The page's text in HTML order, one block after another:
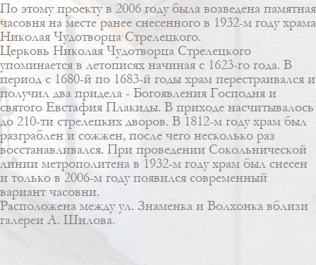
По этому проекту в 2006 году была возведена памятная
часовня на месте ранее снесенного в 1932-м году храма
Николая Чудотворца Стрелецкого.
Церковь Николая Чудотворца Стрелецкого
упоминается в летописях начиная с 1623-го года. В
период с 1680-й по 1683-й годы храм перестраивался и
получил два придела - Богоявления Господня и
святого Евстафия Плакиды. В приходе насчитывалось
до 210-ти стрелецких дворов. В 1812-м году храм был
разграблен и сожжен, после чего несколько раз
восстанавливался. При проведении Сокольнической
линии метрополитена в 1932-м году храм был снесен
и только в 2006-м году появился современный
вариант часовни.
Расположена между ул. Знаменка и Волхонка вблизи
галереи А. Шилова.